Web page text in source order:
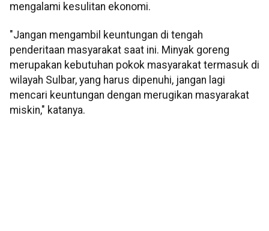
mengalami kesulitan ekonomi.
"Jangan mengambil keuntungan di tengah
penderitaan masyarakat saat ini. Minyak goreng
merupakan kebutuhan pokok masyarakat termasuk di
wilayah Sulbar, yang harus dipenuhi, jangan lagi
mencari keuntungan dengan merugikan masyarakat
miskin," katanya.